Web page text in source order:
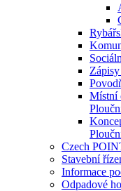
Místní
Czech
Stavební
Informace
Odpadové